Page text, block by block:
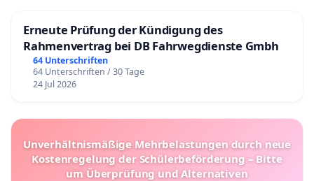
Erneute Prüfung der Kündigung des
Rahmenvertrag bei DB Fahrwegdienste Gmbh
64 Unterschriften
64 Unterschriften / 30 Tage
24 Jul 2026
Unverhältnismäßige Mehrbelastungen durch neue
Kostenregelung der Schülerbeförderung – Bitte
um Überprüfung und Alternativen